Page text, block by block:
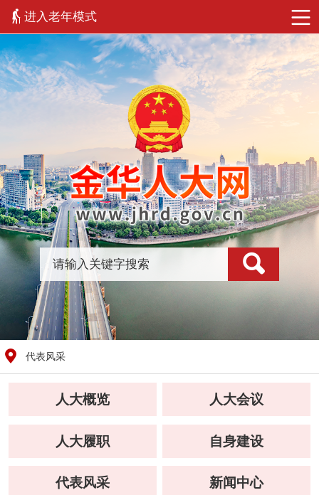
进入老年模式
代表风采
人大概览 人大会议
人大履职 自身建设
代表风采 新闻中心